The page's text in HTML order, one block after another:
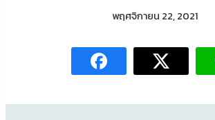
พฤศจิกายน 22, 2021